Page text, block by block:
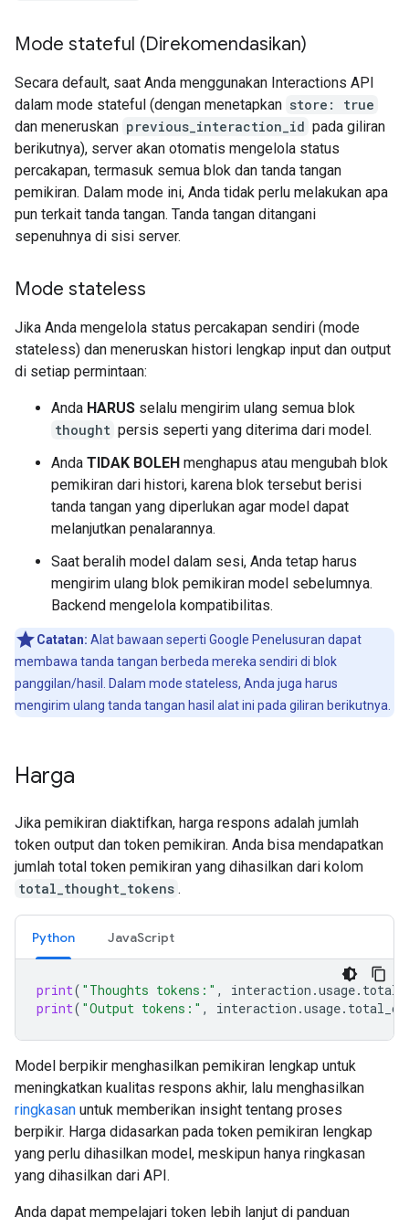
Mode stateful (Direkomendasikan)
Secara default, saat Anda menggunakan Interactions API
dalam mode stateful (dengan menetapkan store: true
dan meneruskan previous_interaction_id pada giliran
berikutnya), server akan otomatis mengelola status
percakapan, termasuk semua blok dan tanda tangan
pemikiran. Dalam mode ini, Anda tidak perlu melakukan apa
pun terkait tanda tangan. Tanda tangan ditangani
sepenuhnya di sisi server.
Mode stateless
Jika Anda mengelola status percakapan sendiri (mode
stateless) dan meneruskan histori lengkap input dan output
di setiap permintaan:
Anda HARUS selalu mengirim ulang semua blok
thought persis seperti yang diterima dari model.
Anda TIDAK BOLEH menghapus atau mengubah blok
pemikiran dari histori, karena blok tersebut berisi
tanda tangan yang diperlukan agar model dapat
melanjutkan penalarannya.
Saat beralih model dalam sesi, Anda tetap harus
mengirim ulang blok pemikiran model sebelumnya.
Backend mengelola kompatibilitas.
Catatan: Alat bawaan seperti Google Penelusuran dapat
membawa tanda tangan berbeda mereka sendiri di blok
panggilan/hasil. Dalam mode stateless, Anda juga harus
mengirim ulang tanda tangan hasil alat ini pada giliran berikutnya.
Harga
Jika pemikiran diaktifkan, harga respons adalah jumlah
token output dan token pemikiran. Anda bisa mendapatkan
jumlah total token pemikiran yang dihasilkan dari kolom
total_thought_tokens .
Python JavaScript
print( "Thoughts tokens:" , interaction .usage.
print( "Output tokens:" , interaction .usage.
Model berpikir menghasilkan pemikiran lengkap untuk
meningkatkan kualitas respons akhir, lalu menghasilkan
ringkasan untuk memberikan insight tentang proses
berpikir. Harga didasarkan pada token pemikiran lengkap
yang perlu dihasilkan model, meskipun hanya ringkasan
yang dihasilkan dari API.
Anda dapat mempelajari token lebih lanjut di panduan